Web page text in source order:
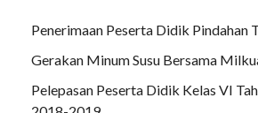
Penerimaan Peserta Didik Pindahan
Gerakan Minum Susu Bersama
Pelepasan Peserta Didik Kelas VI